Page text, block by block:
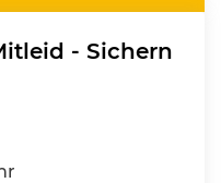
- Sichern